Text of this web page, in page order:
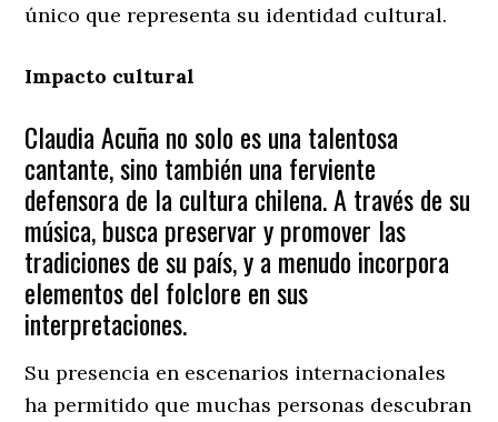
único que representa su identidad cultural.
Impacto cultural
Claudia Acuña no solo es una talentosa
cantante, sino también una ferviente
defensora de la cultura chilena. A través de su
música, busca preservar y promover las
tradiciones de su país, y a menudo incorpora
elementos del folclore en sus
interpretaciones.
Su presencia en escenarios internacionales
ha permitido que muchas personas descubran